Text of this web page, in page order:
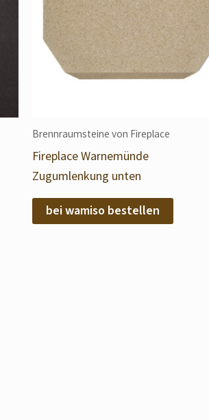
Brennraumsteine von Fireplace
Fireplace Warnemünde
Zugumlenkung unten
bei wamiso bestellen